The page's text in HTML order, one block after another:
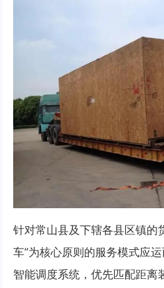
针对常山县及下辖各县区镇的
车”为核心原则的服务模式应
智能调度系统，优先匹配距离